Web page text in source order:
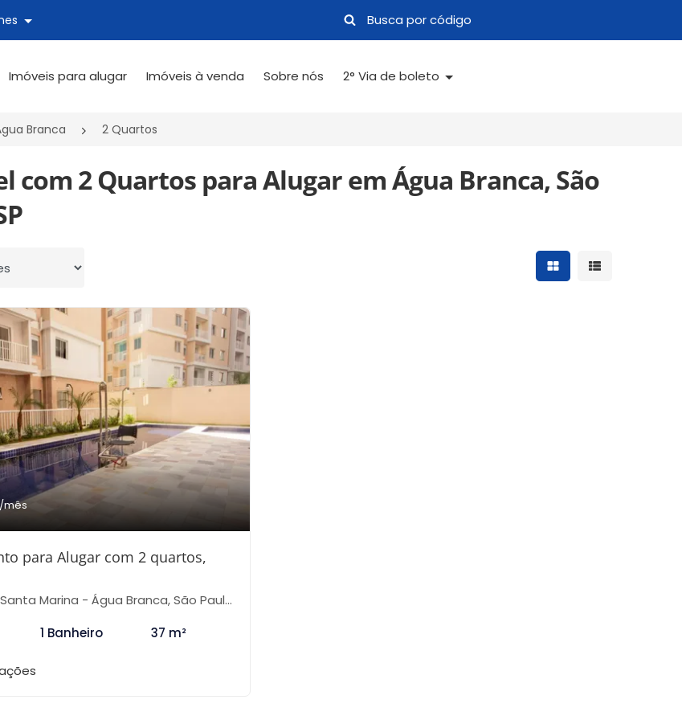
Imóveis para alugar Imóveis à venda Sobre nós 2° Via de boleto
Branca 2 Quartos
com 2 Quartos para Alugar em Água Branca, São
Mostrar resultados
Mostrar
/mês
para Alugar com 2 quartos,
Marina - Água Branca, São Paulo-SP
1 Banheiro 37 m²